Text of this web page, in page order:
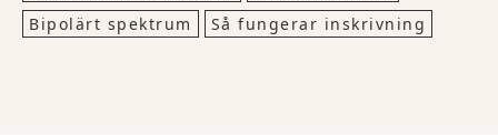
Bipolärt spektrum
Så fungerar inskrivning